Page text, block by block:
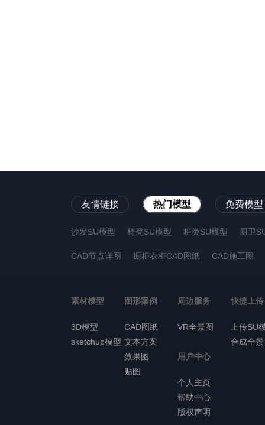
友情链接 热门模型 免费模型
沙发SU模型 椅凳SU模型 柜类SU模型 厨卫
CAD节点详图 橱柜衣柜CAD图纸 CAD施工图
素材模型
3D模型
sketchup模型
图形案例
CAD图纸
文本方案
效果图
贴图
周边服务
VR全景图
快捷上传
上传SU
合成全景
用户中心
个人主页
帮助中心
版权声明